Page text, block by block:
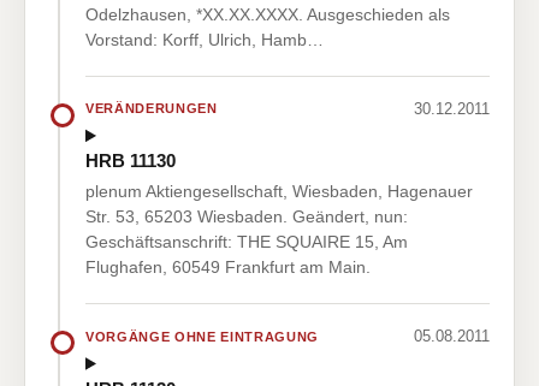
Odelzhausen, *XX.XX.XXXX. Ausgeschieden als
Vorstand: Korff, Ulrich, Hamb…
VERÄNDERUNGEN 30.12.2011
HRB 11130
plenum Aktiengesellschaft, Wiesbaden, Hagenauer
Str. 53, 65203 Wiesbaden. Geändert, nun:
Geschäftsanschrift: THE SQUAIRE 15, Am
Flughafen, 60549 Frankfurt am Main.
VORGÄNGE OHNE EINTRAGUNG 05.08.2011